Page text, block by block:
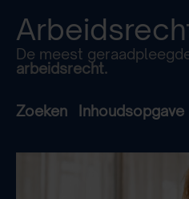
De meest
arbeidsrecht.
Zoeken Inhoudsopgave